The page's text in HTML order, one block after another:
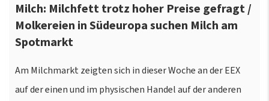
Milch: Milchfett trotz hoher Preise gefragt /
Molkereien in Südeuropa suchen Milch am
Spotmarkt
Am Milchmarkt zeigten sich in dieser Woche an der EEX
auf der einen und im physischen Handel auf der anderen